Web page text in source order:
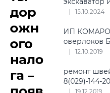
дор
ожн
ого
нало
га –
15.10.2024
ИП
оверлоков
12.10.2019
ремонт
8(029)-144-
19.12.2019